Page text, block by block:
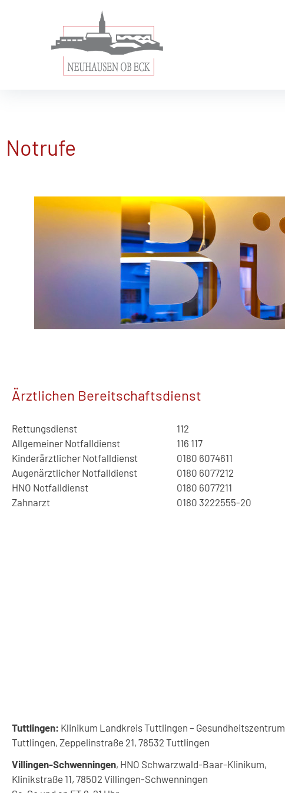
Notrufe
Ärztlichen Bereitschaftsdienst
Rettungsdienst
Allgemeiner Notfalldienst
Kinderärztlicher Notfalldienst
Augenärztlicher Notfalldienst
HNO Notfalldienst
Zahnarzt
112
116 117
0180 6074611
0180 6077212
0180 6077211
0180 3222555-20
Tuttlingen: Klinikum Landkreis Tuttlingen – Gesundheitszentrum
Tuttlingen, Zeppelinstraße 21, 78532 Tuttlingen
Villingen-Schwenningen, HNO Schwarzwald-Baar-Klinikum,
Klinikstraße 11, 78502 Villingen-Schwenningen